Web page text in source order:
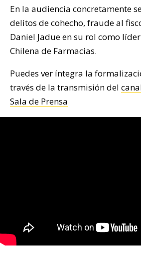
En la audiencia concretamente
delitos de cohecho, fraude al
Daniel Jadue en su rol como
Chilena de Farmacias.
Puedes ver íntegra la
través de la transmisión del
Sala de Prensa